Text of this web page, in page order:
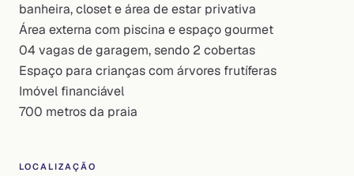
banheira, closet e área de estar privativa
Área externa com piscina e espaço gourmet
04 vagas de garagem, sendo 2 cobertas
Espaço para crianças com árvores frutíferas
Imóvel financiável
700 metros da praia
LOCALIZAÇÃO